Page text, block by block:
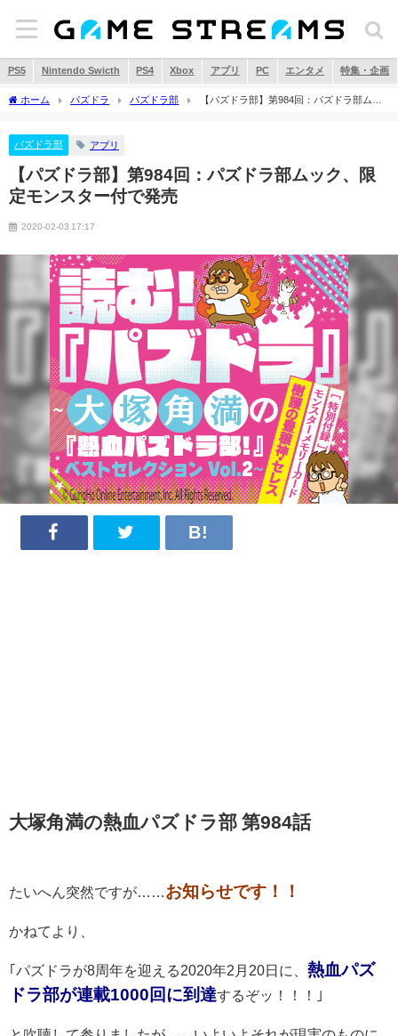
PS5 Nintendo Swicth PS4 Xbox アプリ PC エンタメ 特集・企画
ホーム パズドラ パズドラ部
【パズドラ部】第984回：パズドラ部ムッ
パズドラ部 アプリ
【パズドラ部】第984回：パズドラ部ムック、限
定モンスター付で発売
2020-02-03 17:17
大塚角満の熱血パズドラ部 第984話
たいへん突然ですが…… お知らせです！！
かねてより、
｢パズドラが8周年を迎える2020年2月20日に、 熱血パズ
ドラ部が連載1000回に到達するぞッ！！！｣